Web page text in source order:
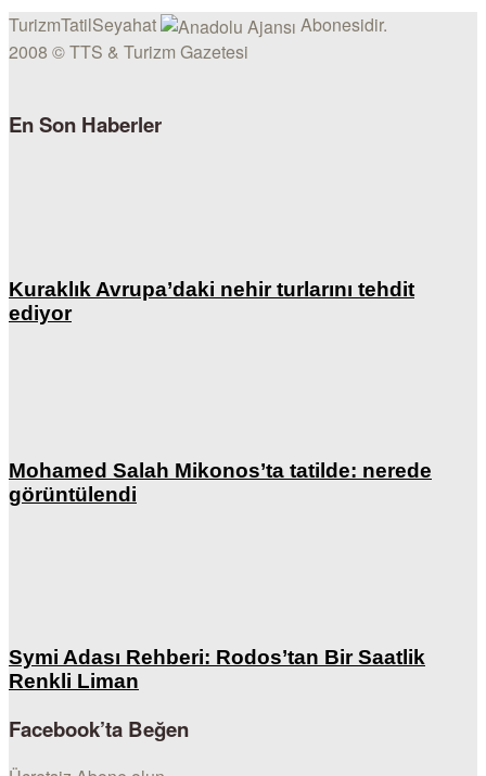
TurizmTatilSeyahat
Abonesidir.
2008 © TTS & Turizm Gazetesi
En Son Haberler
Kuraklık Avrupa’daki nehir turlarını tehdit
ediyor
Mohamed Salah Mikonos’ta tatilde: nerede
görüntülendi
Symi Adası Rehberi: Rodos’tan Bir Saatlik
Renkli Liman
Facebook’ta Beğen